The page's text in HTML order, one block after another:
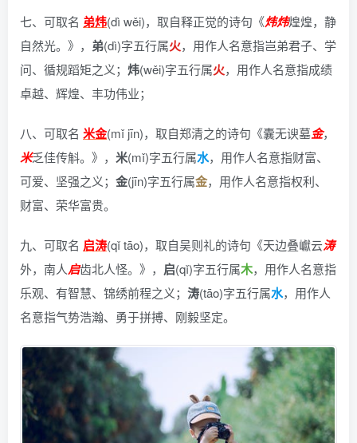
七、可取名 弟炜(dì wěi)， 取自释正觉的诗句《炜炜煌煌，静
自然光。》 ， 弟(dì)字五行属火，用作人名意指岂弟君子、学
问、循规蹈矩之义； 炜(wěi)字五行属火，用作人名意指成绩
卓越、辉煌、丰功伟业；
八、可取名 米金(mǐ jīn)， 取自郑清之的诗句《囊无谀墓金，
米乏佳传斛。》 ， 米(mǐ)字五行属水，用作人名意指财富、
可爱、坚强之义； 金(jīn)字五行属金，用作人名意指权利、
财富、荣华富贵。
九、可取名 启涛(qǐ tāo)， 取自吴则礼的诗句《天边叠巘云涛
外，南人启齿北人怪。》 ， 启(qǐ)字五行属木，用作人名意指
乐观、有智慧、锦绣前程之义； 涛(tāo)字五行属水，用作人
名意指气势浩瀚、勇于拼搏、刚毅坚定。